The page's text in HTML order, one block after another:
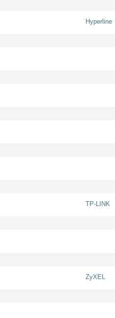
Hyperline
TP-LINK
ZyXEL